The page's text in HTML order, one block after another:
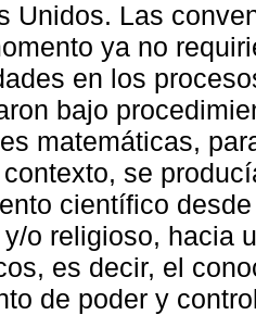
Unidos. Las
ya no
en los
bajo
matemáticas,
se
científico
o religioso, hacia
es decir, el
de poder y